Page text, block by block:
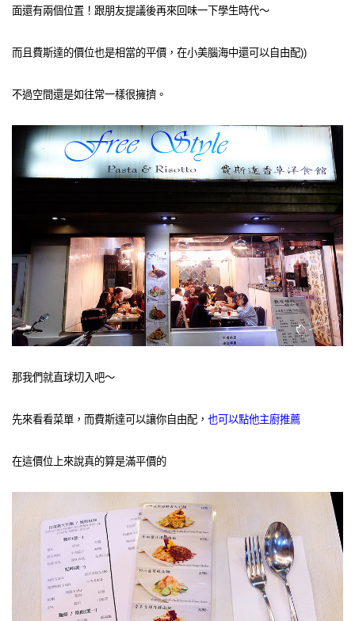
面還有兩個位置！跟朋友提議後再來回味一下學生時代～
而且費斯達的價位也是相當的平價，在小美腦海中還可以自由配))
不過空間還是如往常一樣很擁擠。
那我們就直球切入吧～
先來看看菜單，而費斯達可以讓你自由配， 也可以點他主廚推薦
在這價位上來說真的算是滿平價的